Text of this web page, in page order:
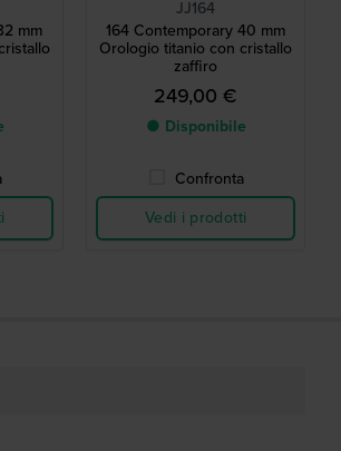
mm
JJ164
164 Contemporary 40 mm
Orologio titanio con cristallo
zaffiro
249,00 €
● Disponibile
Confronta
Vedi i prodotti